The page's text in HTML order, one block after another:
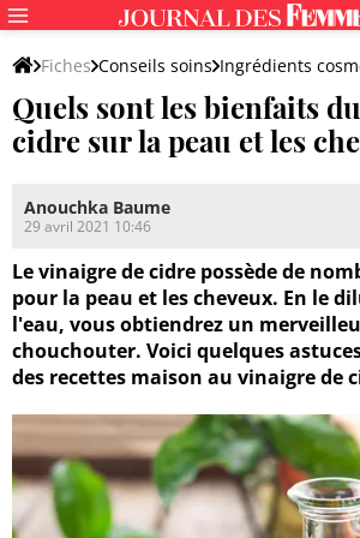
Fiches Conseils soins Ingrédients
Ingrédients cosmétiques naturels
Quels sont les bienfaits
cidre sur la peau et les
Anouchka Baume
29 avril 2021 10:46
Le vinaigre de cidre possède de
pour la peau et les cheveux. En le
l'eau, vous obtiendrez un
chouchouter. Voici quelques
des recettes maison au vinaigre de